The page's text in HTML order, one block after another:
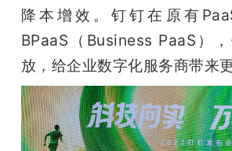
课
活
动
降本增效。钉钉在原有
BPaaS（Business PaaS）
放，给企业数字化服务商带来